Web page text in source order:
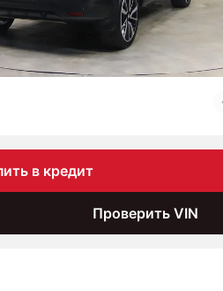
в кредит
Проверить VIN